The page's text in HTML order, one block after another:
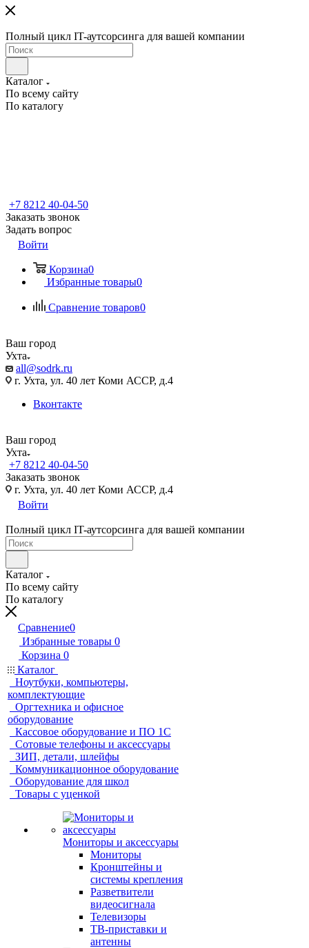
Полный цикл IT-аутсорсинга для вашей компании
Каталог
По всему сайту
По каталогу
+7 8212 40-04-50
Заказать звонок
Задать вопрос
Войти
Корзина0
Избранные товары0
Сравнение товаров0
Ваш город
Ухта
all@sodrk.ru
г. Ухта, ул. 40 лет Коми АССР, д.4
Вконтакте
Ваш город
Ухта
+7 8212 40-04-50
Заказать звонок
г. Ухта, ул. 40 лет Коми АССР, д.4
Войти
Полный цикл IT-аутсорсинга для вашей компании
Каталог
По всему сайту
По каталогу
Сравнение0
Избранные товары 0
Корзина 0
Каталог
Ноутбуки, компьютеры,
комплектующие
Оргтехника и офисное
оборудование
Кассовое оборудование и ПО 1С
Сотовые телефоны и аксессуары
ЗИП, детали, шлейфы
Коммуникационное оборудование
Оборудование для школ
Товары с уценкой
Мониторы и аксессуары
Мониторы
Кронштейны и
системы крепления
Разветвители
видеосигнала
Телевизоры
ТВ-приставки и
антенны